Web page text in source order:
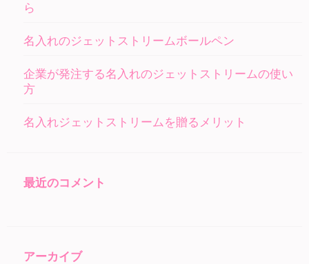
ら
名入れのジェットストリームボールペン
企業が発注する名入れのジェットストリームの使い
方
名入れジェットストリームを贈るメリット
最近のコメント
アーカイブ